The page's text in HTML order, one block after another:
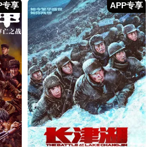
专享 APP专享